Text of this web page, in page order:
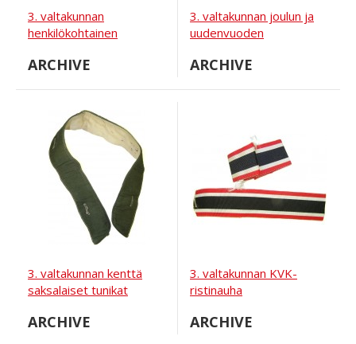
3. valtakunnan
henkilökohtainen
ARCHIVE
3. valtakunnan joulun ja
uudenvuoden
ARCHIVE
3. valtakunnan kenttä
saksalaiset tunikat
aluskate
ARCHIVE
3. valtakunnan KVK-
ristinauha
ARCHIVE